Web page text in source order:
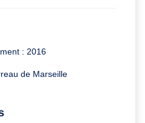
: 2016
de Marseille